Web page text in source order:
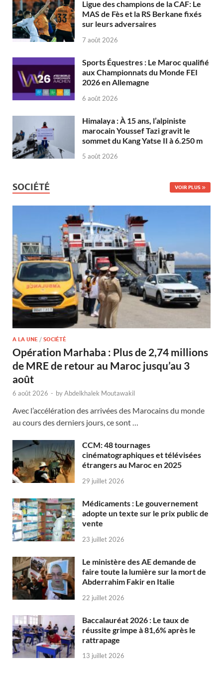
Ligue des champions de la CAF: Le
MAS de Fès et la RS Berkane fixés
sur leurs adversaires
7 août 2026
Sports Équestres : Le Maroc qualifié
aux Championnats du Monde FEI
2026 en Allemagne
6 août 2026
Himalaya : À 15 ans, l’alpiniste
marocain Youssef Tazi gravit le
sommet du Kang Yatse II à 6.250 m
5 août 2026
SOCIÉTÉ VOIR PLUS
A LA UNE / SOCIÉTÉ
Opération Marhaba : Plus de 2,74 millions
de MRE de retour au Maroc jusqu’au 3
août
6 août 2026 - byAbdelkhalek Moutawakil
Avec l’accélération des arrivées des Marocains du monde
au cours des derniers jours, ce sont …
CCM: 48 tournages
cinématographiques et télévisées
étrangers au Maroc en 2025
29 juillet 2026
Médicaments : Le gouvernement
adopte un texte sur le prix public de
vente
23 juillet 2026
Le ministère des AE demande de
faire toute la lumière sur la mort de
Abderrahim Fakir en Italie
22 juillet 2026
Baccalauréat 2026 : Le taux de
réussite grimpe à 81,6% après le
rattrapage
13 juillet 2026